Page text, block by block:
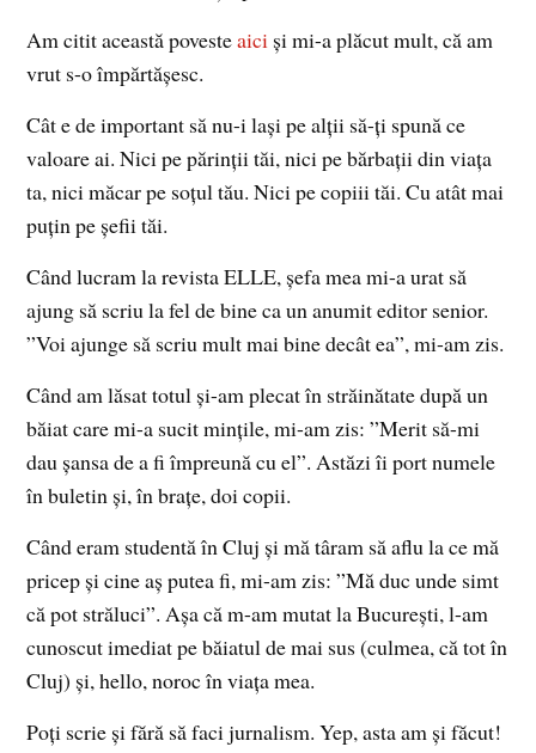
Am citit această povesteaici și mi-a plăcut mult, că am
vrut s-o împărtășesc.
Cât e de important să nu-i lași pe alții să-ți spună ce
valoare ai. Nici pe părinții tăi, nici pe bărbații din viața
ta, nici măcar pe soțul tău. Nici pe copiii tăi. Cu atât mai
puțin pe șefii tăi.
Când lucram la revista ELLE, șefa mea mi-a urat să
ajung să scriu la fel de bine ca un anumit editor senior.
”Voi ajunge să scriu mult mai bine decât ea”, mi-am zis.
Când am lăsat totul și-am plecat în străinătate după un
băiat care mi-a sucit mințile, mi-am zis: ”Merit să-mi
dau șansa de a fi împreună cu el”. Astăzi îi port numele
în buletin și, în brațe, doi copii.
Când eram studentă în Cluj și mă târam să aflu la ce mă
pricep și cine aș putea fi, mi-am zis: ”Mă duc unde simt
că pot străluci”. Așa că m-am mutat la București, l-am
cunoscut imediat pe băiatul de mai sus (culmea, că tot în
Cluj) și, hello, noroc în viața mea.
Poți scrie și fără să faci jurnalism. Yep, asta am și făcut!